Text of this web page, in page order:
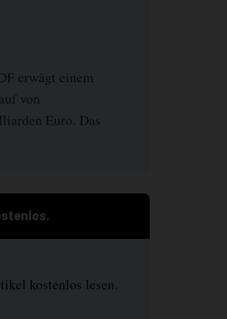
erwägt einem
von
Euro. Das
kostenlos lesen.